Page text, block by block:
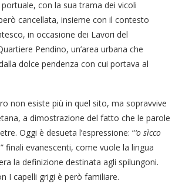
portuale, con la sua trama dei vicoli
cancellata, insieme con il contesto
in occasione dei Lavori del
Pendino, un’area urbana che
dolce pendenza con cui portava al
non esiste più in quel sito, ma sopravvive
a dimostrazione del fatto che le parole
Oggi è desueta l’espressione: “‘o sìcco
finali evanescenti, come vuole la lingua
la definizione destinata agli spilungoni.
I capelli grigi è però familiare.